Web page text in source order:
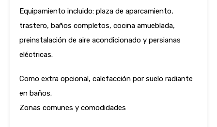
Equipamiento incluido: plaza de aparcamiento,
trastero, baños completos, cocina amueblada,
preinstalación de aire acondicionado y persianas
eléctricas.
Como extra opcional, calefacción por suelo radiante
en baños.
Zonas comunes y comodidades